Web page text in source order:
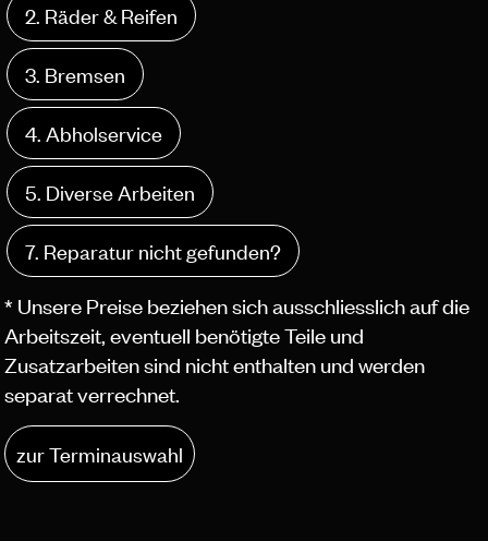
2. Räder & Reifen
3. Bremsen
4. Abholservice
5. Diverse Arbeiten
7. Reparatur nicht gefunden?
* Unsere Preise beziehen sich ausschliesslich auf die
Arbeitszeit, eventuell benötigte Teile und
Zusatzarbeiten sind nicht enthalten und werden
separat verrechnet.
zur Terminauswahl